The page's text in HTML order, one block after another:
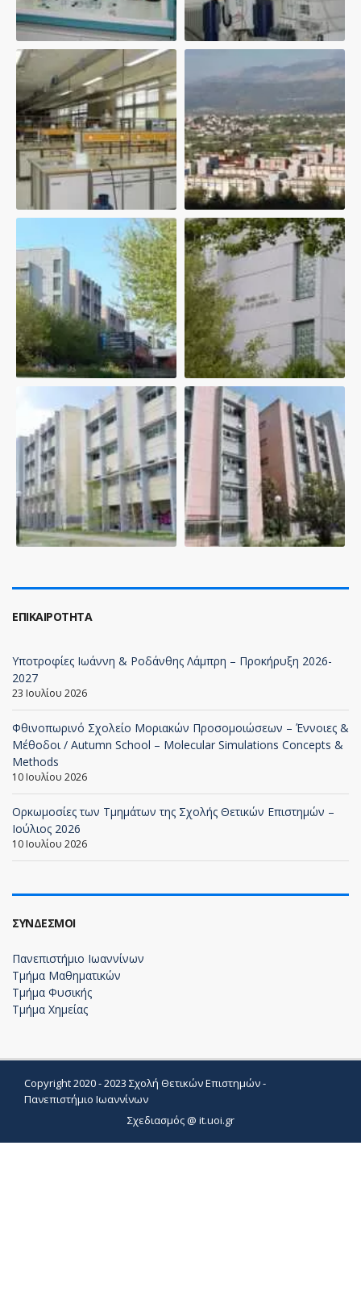
ΕΠΙΚΑΙΡΌΤΗΤΑ
Υποτροφίες Ιωάννη & Ροδάνθης Λάμπρη – Προκήρυξη 2026-
2027
23 Ιουλίου 2026
Φθινοπωρινό Σχολείο Μοριακών Προσομοιώσεων – Έννοιες &
Μέθοδοι / Autumn School – Molecular Simulations Concepts &
Methods
10 Ιουλίου 2026
Ορκωμοσίες των Τμημάτων της Σχολής Θετικών Επιστημών –
Ιούλιος 2026
10 Ιουλίου 2026
ΣΎΝΔΕΣΜΟΙ
Πανεπιστήμιο Ιωαννίνων
Τμήμα Μαθηματικών
Τμήμα Φυσικής
Τμήμα Χημείας
Copyright 2020 - 2023 Σχολή Θετικών Επιστημών -
Πανεπιστήμιο Ιωαννίνων
Σχεδιασμός @ it.uoi.gr